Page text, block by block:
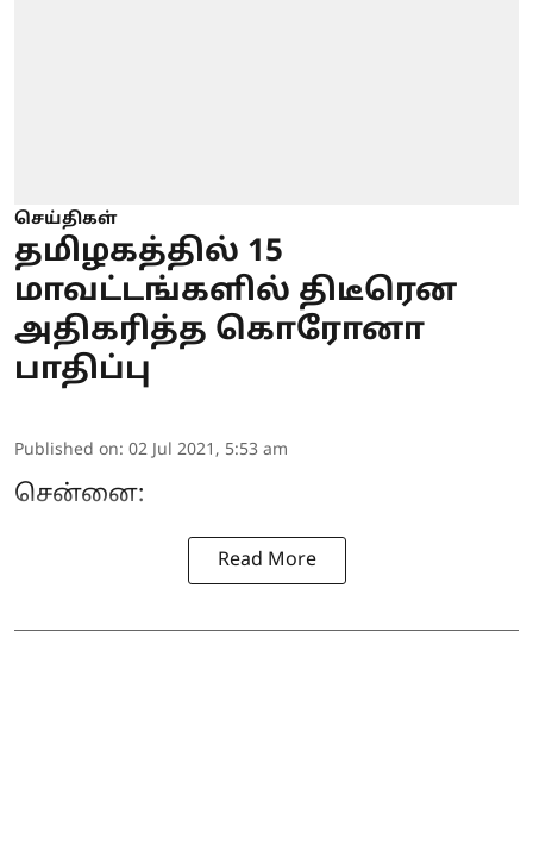
செய்திகள்
தமிழகத்தில் 15
மாவட்டங்களில் திடீரென
அதிகரித்த கொரோனா
பாதிப்பு
Published on: 02 Jul 2021, 5:53 am
சென்னை:
Read More